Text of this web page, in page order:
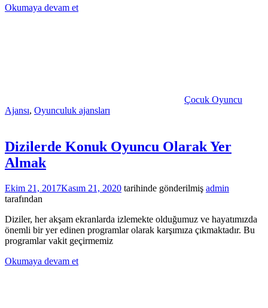
Okumaya devam et
Çocuk Oyuncu
Ajansı, Oyunculuk ajansları
Dizilerde Konuk Oyuncu Olarak Yer
Almak
Ekim 21, 2017Kasım 21, 2020 tarihinde gönderilmiş admin
tarafından
Diziler, her akşam ekranlarda izlemekte olduğumuz ve hayatımızda
önemli bir yer edinen programlar olarak karşımıza çıkmaktadır. Bu
programlar vakit geçirmemiz
Okumaya devam et